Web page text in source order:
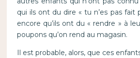
qui ils ont du dire « tu n’es pas fait
encore qu’ils ont du « rendre » à
poupons qu’on rend au magasin.
Il est probable, alors, que ces